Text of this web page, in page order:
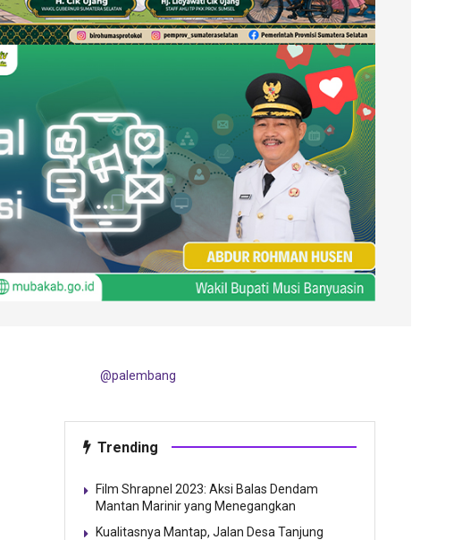
@palembang
Trending
Film Shrapnel 2023: Aksi Balas Dendam
Mantan Marinir yang Menegangkan
Kualitasnya Mantap, Jalan Desa Tanjung